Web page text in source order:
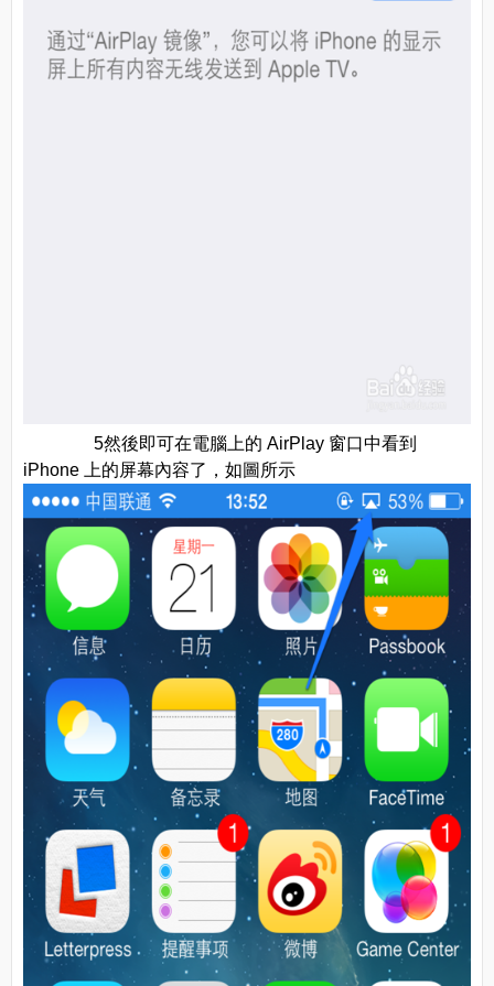
5然後即可在電腦上的 AirPlay 窗口中看到
iPhone 上的屏幕內容了，如圖所示